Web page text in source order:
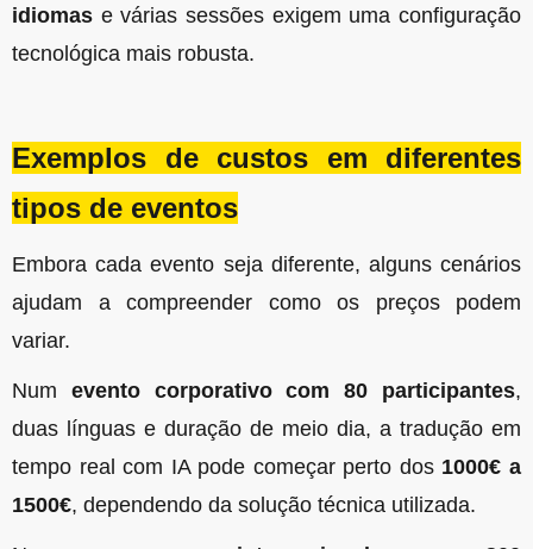
idiomas e várias sessões exigem uma configuração
tecnológica mais robusta.
Exemplos de custos em diferentes
tipos de eventos
Embora cada evento seja diferente, alguns cenários
ajudam a compreender como os preços podem
variar.
Num evento corporativo com 80 participantes,
duas línguas e duração de meio dia, a tradução em
tempo real com IA pode começar perto dos 1000€ a
1500€, dependendo da solução técnica utilizada.